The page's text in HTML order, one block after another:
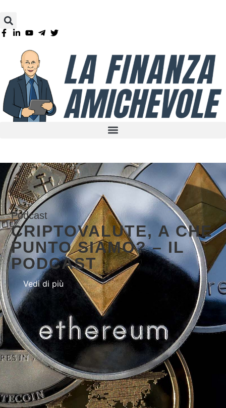
Podcast
CRIPTOVALUTE, A CHE
PUNTO SIAMO? – IL
PODCAST
Vedi di più